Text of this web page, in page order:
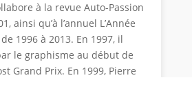
à la revue Auto-Passion
ainsi qu’à l’annuel L’Année
1996 à 2013. En 1997, il
le graphisme au début de
Grand Prix. En 1999, Pierre